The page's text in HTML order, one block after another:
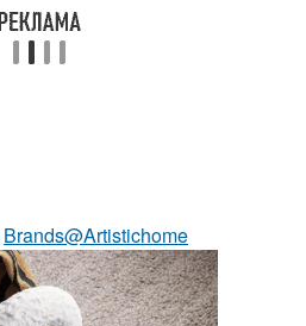
Brands@Artistichome